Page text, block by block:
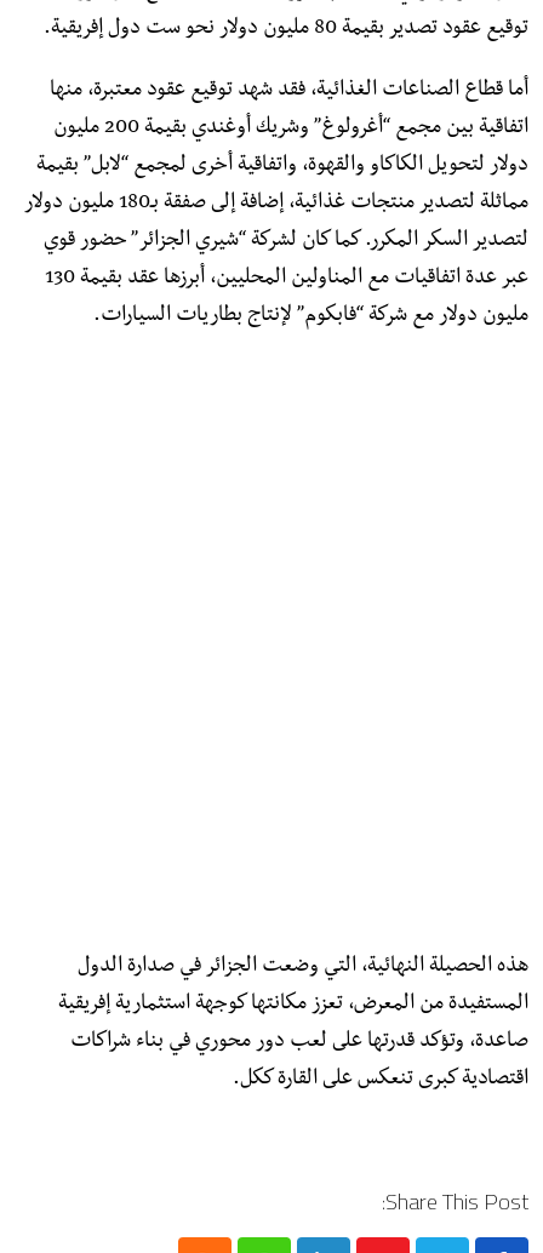
توقيع عقود تصدير بقيمة 80 مليون دولار نحو ست دول إفريقية.
أما قطاع الصناعات الغذائية، فقد شهد توقيع عقود معتبرة، منها
اتفاقية بين مجمع “أغرولوغ” وشريك أوغندي بقيمة 200 مليون
دولار لتحويل الكاكاو والقهوة، واتفاقية أخرى لمجمع “لابل” بقيمة
مماثلة لتصدير منتجات غذائية، إضافة إلى صفقة بـ180 مليون دولار
لتصدير السكر المكرر. كما كان لشركة “شيري الجزائر” حضور قوي
عبر عدة اتفاقيات مع المناولين المحليين، أبرزها عقد بقيمة 130
مليون دولار مع شركة “فابكوم” لإنتاج بطاريات السيارات.
هذه الحصيلة النهائية، التي وضعت الجزائر في صدارة الدول
المستفيدة من المعرض، تعزز مكانتها كوجهة استثمارية إفريقية
صاعدة، وتؤكد قدرتها على لعب دور محوري في بناء شراكات
اقتصادية كبرى تنعكس على القارة ككل.
Share This Post: